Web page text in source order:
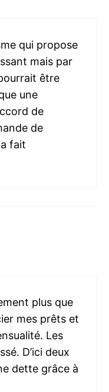
qui propose
mais par
être
une
de
de
fait
plus que
mes prêts et
Les
D’ici deux
dette grâce à